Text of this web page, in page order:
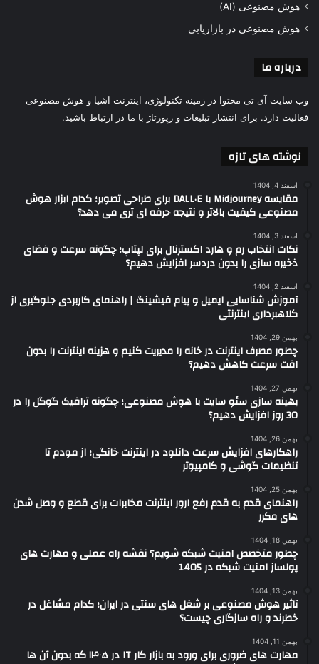
هوش مصنوعی (AI)
هوش مصنوعی در بازاریابی
درباره ما
وب سایت آی تی محتوا در زمینه تکنولوژی، اینترنت اشیا و هوش مصنوعی
فعالیت دارد. برای انتشار تبلیغات و رپورتاژ با ما در ارتباط باشید.
نوشته های تازه
اسفند 4, 1404
مقایسه Midjourney با DALL·E برای طراحی تصویر؛ کدام ابزار هوش
مصنوعی کیفیت بالاتر و نتیجه حرفه ای تری می دهد؟
اسفند 3, 1404
نکات انتخاب رم و هارد اکسترنال برای لپتاپ؛ چگونه سرعت و فضای
ذخیره سازی را بدون دردسر افزایش دهیم؟
اسفند 2, 1404
آموزش شناسایی ایمیل و پیام فیشینگ | راهنمای کاربردی جلوگیری از
کلاهبرداری اینترنتی
بهمن 29, 1404
چطور مصرف اینترنت در خانه را مدیریت کنیم و هزینه اینترنت را بدون
افت سرعت کاهش دهیم؟
بهمن 27, 1404
بهینه سازی سئو سایت با هوش مصنوعی؛ چگونه ترافیک گوگل را در
30 روز افزایش دهیم؟
بهمن 26, 1404
راهکارهای افزایش سرعت دانلود در اینترنت خانگی؛ از مودم تا
تنظیمات گوشی و کامپیوتر
بهمن 25, 1404
راهنمای قدم به قدم رفع ارور اینترنت مخابرات برای قطع و وصل شدن
های مکرر
بهمن 18, 1404
چطور متخصص امنیت شبکه شویم؟ نقشه راه عملی و مهارت های
پولساز امنیت شبکه در 1405
بهمن 13, 1404
تاثیر هوش مصنوعی بر شغل های سنتی در ایران؛ کدام مشاغل در
خطرند و راه سازگاری چیست؟
بهمن 11, 1404
مهارت های ضروری برای ورود به بازار کار IT در ۱۴۰۵ که بدون آن ها